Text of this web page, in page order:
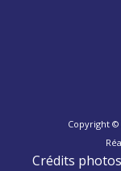
Copyright ©
Crédits